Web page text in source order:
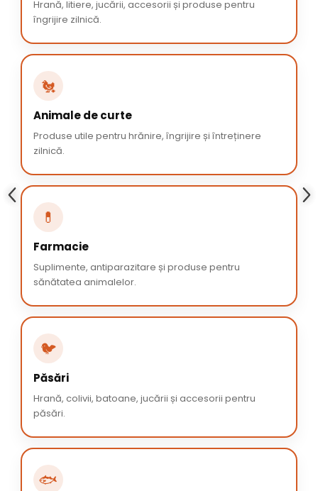
Hrană, litiere, jucării, accesorii și produse pentru
îngrijire zilnică.
🐔
Animale de curte
Produse utile pentru hrănire, îngrijire și întreținere
zilnică.
💊
Farmacie
Suplimente, antiparazitare și produse pentru
sănătatea animalelor.
🐦
Păsări
Hrană, colivii, batoane, jucării și accesorii pentru
păsări.
🐟